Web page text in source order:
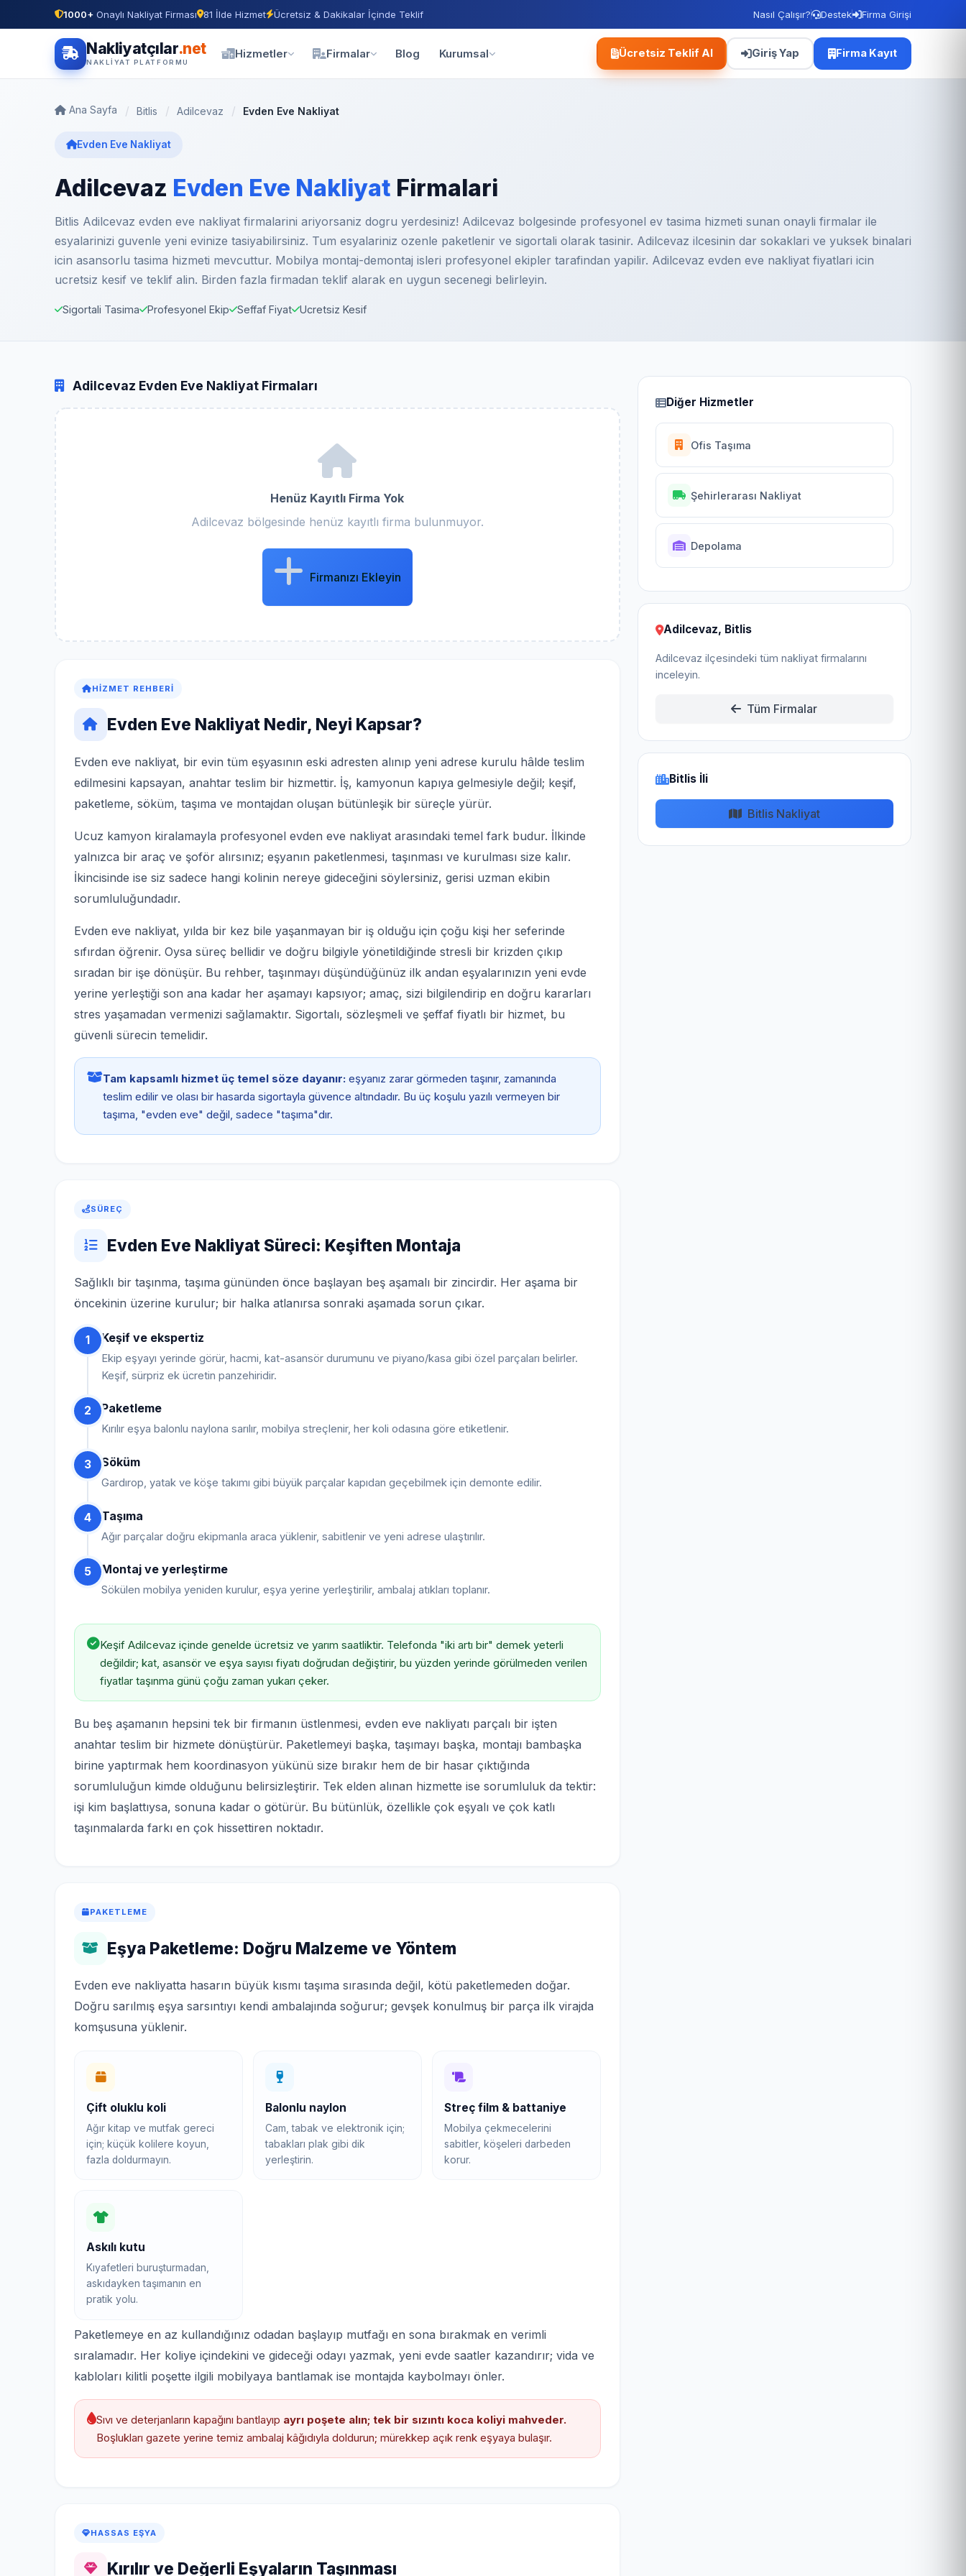
1000+ Onaylı Nakliyat Firması 81 İlde Hizmet Ücretsiz & Dakikalar İçinde Teklif Nasıl Çalışır? Destek Firma Girişi
Nakliyatçılar.net
NAKLIYAT PLATFORMU
Hizmetler Firmalar Blog Kurumsal Ücretsiz Teklif Al Giriş Yap Firma Kayıt
Ana Sayfa Bitlis Adilcevaz Evden Eve Nakliyat
Evden Eve Nakliyat
Adilcevaz Evden Eve Nakliyat Firmalari
Bitlis Adilcevaz evden eve nakliyat firmalarini ariyorsaniz dogru yerdesiniz! Adilcevaz bolgesinde profesyonel ev tasima hizmeti sunan onayli firmalar ile
esyalarinizi guvenle yeni evinize tasiyabilirsiniz. Tum esyalariniz ozenle paketlenir ve sigortali olarak tasinir. Adilcevaz ilcesinin dar sokaklari ve yuksek binalari
icin asansorlu tasima hizmeti mevcuttur. Mobilya montaj-demontaj isleri profesyonel ekipler tarafindan yapilir. Adilcevaz evden eve nakliyat fiyatlari icin
ucretsiz kesif ve teklif alin. Birden fazla firmadan teklif alarak en uygun secenegi belirleyin.
Sigortali Tasima Profesyonel Ekip Seffaf Fiyat Ucretsiz Kesif
Adilcevaz Evden Eve Nakliyat Firmaları
Henüz Kayıtlı Firma Yok
Adilcevaz bölgesinde henüz kayıtlı firma bulunmuyor.
Firmanızı Ekleyin
HIZMET REHBERI
Evden Eve Nakliyat Nedir, Neyi Kapsar?
Evden eve nakliyat, bir evin tüm eşyasının eski adresten alınıp yeni adrese kurulu hâlde teslim
edilmesini kapsayan, anahtar teslim bir hizmettir. İş, kamyonun kapıya gelmesiyle değil; keşif,
paketleme, söküm, taşıma ve montajdan oluşan bütünleşik bir süreçle yürür.
Ucuz kamyon kiralamayla profesyonel evden eve nakliyat arasındaki temel fark budur. İlkinde
yalnızca bir araç ve şoför alırsınız; eşyanın paketlenmesi, taşınması ve kurulması size kalır.
İkincisinde ise siz sadece hangi kolinin nereye gideceğini söylersiniz, gerisi uzman ekibin
sorumluluğundadır.
Evden eve nakliyat, yılda bir kez bile yaşanmayan bir iş olduğu için çoğu kişi her seferinde
sıfırdan öğrenir. Oysa süreç bellidir ve doğru bilgiyle yönetildiğinde stresli bir krizden çıkıp
sıradan bir işe dönüşür. Bu rehber, taşınmayı düşündüğünüz ilk andan eşyalarınızın yeni evde
yerine yerleştiği son ana kadar her aşamayı kapsıyor; amaç, sizi bilgilendirip en doğru kararları
stres yaşamadan vermenizi sağlamaktır. Sigortalı, sözleşmeli ve şeffaf fiyatlı bir hizmet, bu
güvenli sürecin temelidir.
Tam kapsamlı hizmet üç temel söze dayanır: eşyanız zarar görmeden taşınır, zamanında
teslim edilir ve olası bir hasarda sigortayla güvence altındadır. Bu üç koşulu yazılı vermeyen bir
taşıma, "evden eve" değil, sadece "taşıma"dır.
SÜREÇ
Evden Eve Nakliyat Süreci: Keşiften Montaja
Sağlıklı bir taşınma, taşıma gününden önce başlayan beş aşamalı bir zincirdir. Her aşama bir
öncekinin üzerine kurulur; bir halka atlanırsa sonraki aşamada sorun çıkar.
1 Keşif ve ekspertiz
Ekip eşyayı yerinde görür, hacmi, kat-asansör durumunu ve piyano/kasa gibi özel parçaları belirler.
Keşif, sürpriz ek ücretin panzehiridir.
2 Paketleme
Kırılır eşya balonlu naylona sarılır, mobilya streçlenir, her koli odasına göre etiketlenir.
3 Söküm
Gardırop, yatak ve köşe takımı gibi büyük parçalar kapıdan geçebilmek için demonte edilir.
4 Taşıma
Ağır parçalar doğru ekipmanla araca yüklenir, sabitlenir ve yeni adrese ulaştırılır.
5 Montaj ve yerleştirme
Sökülen mobilya yeniden kurulur, eşya yerine yerleştirilir, ambalaj atıkları toplanır.
Keşif Adilcevaz içinde genelde ücretsiz ve yarım saatliktir. Telefonda "iki artı bir" demek yeterli
değildir; kat, asansör ve eşya sayısı fiyatı doğrudan değiştirir, bu yüzden yerinde görülmeden verilen
fiyatlar taşınma günü çoğu zaman yukarı çeker.
Bu beş aşamanın hepsini tek bir firmanın üstlenmesi, evden eve nakliyatı parçalı bir işten
anahtar teslim bir hizmete dönüştürür. Paketlemeyi başka, taşımayı başka, montajı bambaşka
birine yaptırmak hem koordinasyon yükünü size bırakır hem de bir hasar çıktığında
sorumluluğun kimde olduğunu belirsizleştirir. Tek elden alınan hizmette ise sorumluluk da tektir:
işi kim başlattıysa, sonuna kadar o götürür. Bu bütünlük, özellikle çok eşyalı ve çok katlı
taşınmalarda farkı en çok hissettiren noktadır.
PAKETLEME
Eşya Paketleme: Doğru Malzeme ve Yöntem
Evden eve nakliyatta hasarın büyük kısmı taşıma sırasında değil, kötü paketlemeden doğar.
Doğru sarılmış eşya sarsıntıyı kendi ambalajında soğurur; gevşek konulmuş bir parça ilk virajda
komşusuna yüklenir.
Çift oluklu koli
Ağır kitap ve mutfak gereci
için; küçük kolilere koyun,
fazla doldurmayın.
Balonlu naylon
Cam, tabak ve elektronik için;
tabakları plak gibi dik
yerleştirin.
Streç film & battaniye
Mobilya çekmecelerini
sabitler, köşeleri darbeden
korur.
Askılı kutu
Kıyafetleri buruşturmadan,
askıdayken taşımanın en
pratik yolu.
Paketlemeye en az kullandığınız odadan başlayıp mutfağı en sona bırakmak en verimli
sıralamadır. Her koliye içindekini ve gideceği odayı yazmak, yeni evde saatler kazandırır; vida ve
kabloları kilitli poşette ilgili mobilyaya bantlamak ise montajda kaybolmayı önler.
Sıvı ve deterjanların kapağını bantlayıp ayrı poşete alın; tek bir sızıntı koca koliyi mahveder.
Boşlukları gazete yerine temiz ambalaj kâğıdıyla doldurun; mürekkep açık renk eşyaya bulaşır.
HASSAS EŞYA
Kırılır ve Değerli Eşyaların Taşınması
Diğer Hizmetler
Ofis Taşıma
Şehirlerarası Nakliyat
Depolama
Adilcevaz, Bitlis
Adilcevaz ilçesindeki tüm nakliyat firmalarını
inceleyin.
Tüm Firmalar
Bitlis İli
Bitlis Nakliyat